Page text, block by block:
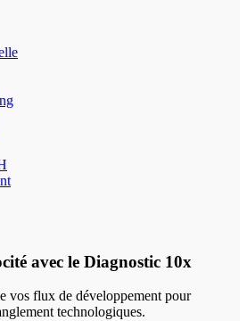
avec le Diagnostic 10x
vos flux de développement pour
technologiques.